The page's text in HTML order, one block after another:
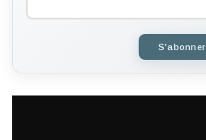
S'abonner